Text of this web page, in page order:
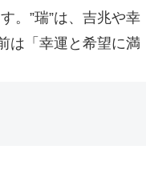
。”瑞”は、吉兆や幸
は「幸運と希望に満